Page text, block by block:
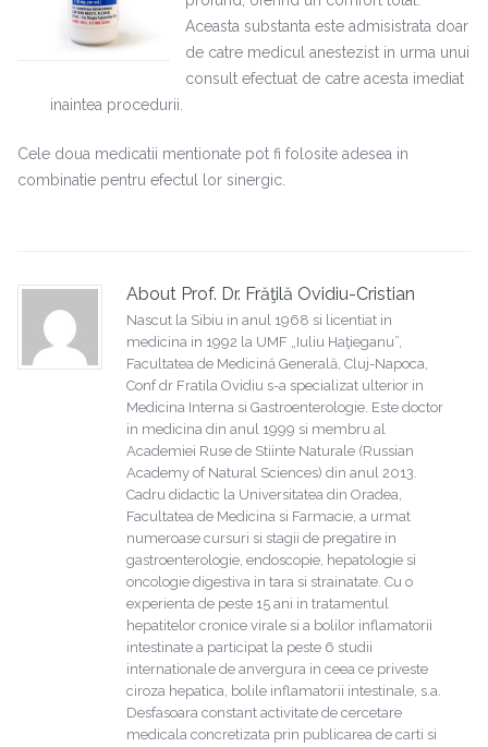
Aceasta substanta este admisistrata doar
de catre medicul anestezist in urma unui
consult efectuat de catre acesta imediat
inaintea procedurii.
Cele doua medicatii mentionate pot fi folosite adesea in
combinatie pentru efectul lor sinergic.
About Prof. Dr. Frăţilă Ovidiu-Cristian
Nascut la Sibiu in anul 1968 si licentiat in
medicina in 1992 la UMF „Iuliu Haţieganu”,
Facultatea de Medicină Generală, Cluj-Napoca,
Conf dr Fratila Ovidiu s-a specializat ulterior in
Medicina Interna si Gastroenterologie. Este doctor
in medicina din anul 1999 si membru al
Academiei Ruse de Stiinte Naturale (Russian
Academy of Natural Sciences) din anul 2013.
Cadru didactic la Universitatea din Oradea,
Facultatea de Medicina si Farmacie, a urmat
numeroase cursuri si stagii de pregatire in
gastroenterologie, endoscopie, hepatologie si
oncologie digestiva in tara si strainatate. Cu o
experienta de peste 15 ani in tratamentul
hepatitelor cronice virale si a bolilor inflamatorii
intestinate a participat la peste 6 studii
internationale de anvergura in ceea ce priveste
ciroza hepatica, bolile inflamatorii intestinale, s.a.
Desfasoara constant activitate de cercetare
medicala concretizata prin publicarea de carti si